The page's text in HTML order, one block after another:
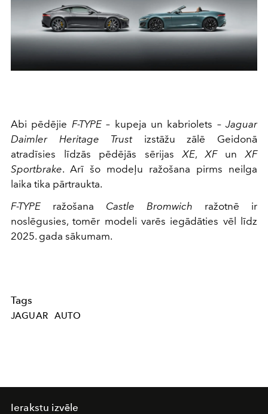
Abi pēdējie F-TYPE– kupeja un kabriolets – Jaguar
Daimler Heritage Trustizstāžu zālē Geidonā
atradīsies līdzās pēdējās sērijas XE, XFunXF
Sportbrake. Arī šo modeļu ražošana pirms neilga
laika tika pārtraukta.
F-TYPE ražošana Castle Bromwich ražotnē ir
noslēgusies, tomēr modeli varēs iegādāties vēl līdz
2025. gada sākumam.
Tags
JAGUAR AUTO
Ierakstu izvēle